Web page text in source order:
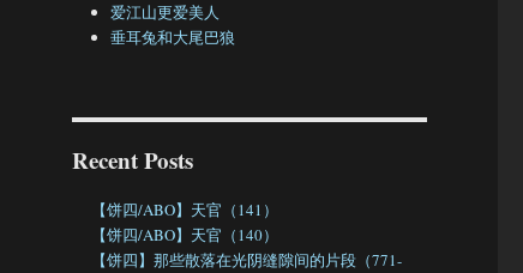
爱江山更爱美人
垂耳兔和大尾巴狼
Recent Posts
【饼四/ABO】天官（141）
【饼四/ABO】天官（140）
【饼四】那些散落在光阴缝隙间的片段（771-